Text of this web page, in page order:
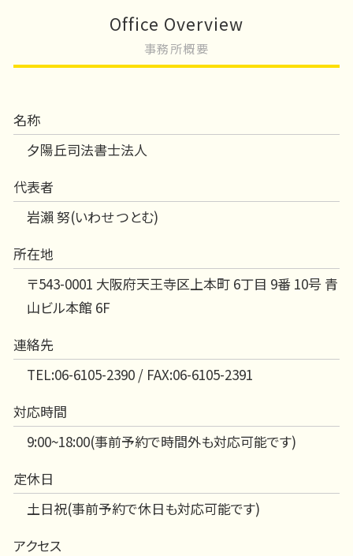
Office Overview
事務所概要
名称
夕陽丘司法書士法人
代表者
岩瀨 努(いわせ つとむ)
所在地
〒543-0001 大阪府天王寺区上本町 6丁目 9番 10号 青
山ビル本館 6F
連絡先
TEL:06-6105-2390 / FAX:06-6105-2391
対応時間
9:00~18:00(事前予約で時間外も対応可能です)
定休日
土日祝(事前予約で休日も対応可能です)
アクセス